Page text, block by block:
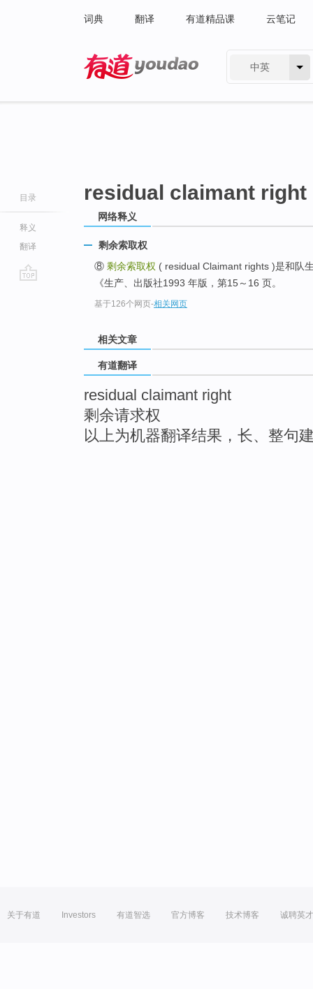
词典 翻译 有道精品课 云笔记
中英
目录
释义
翻译
residual claimant right
网络释义
剩余索取权
⑧ 剩余索取权 ( residual Claimant rights )是和队
《生产、出版社1993 年版，第15～16 页。
基于126个网页-相关网页
相关文章
有道翻译
residual claimant right
剩余请求权
以上为机器翻译结果，长、整句
关于有道 Investors 有道智选 官方博客 技术博客 诚聘英才